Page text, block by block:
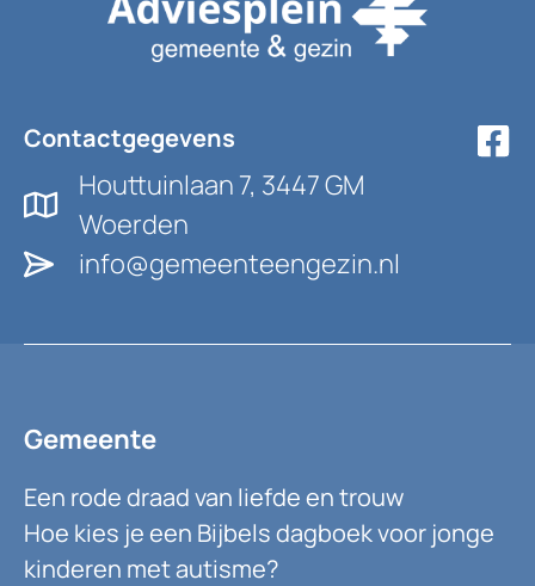
Contactgegevens
Houttuinlaan 7, 3447 GM
Woerden
info@gemeenteengezin.nl
Gemeente
Een rode draad van liefde en trouw
Hoe kies je een Bijbels dagboek voor jonge
kinderen met autisme?